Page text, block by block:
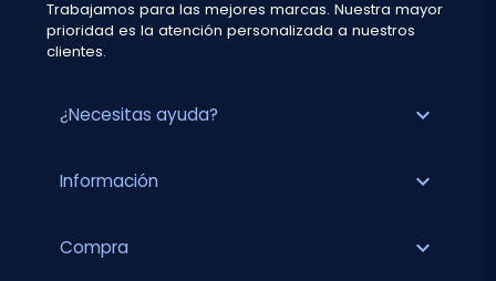
Trabajamos para las mejores marcas. Nuestra mayor
prioridad es la atención personalizada a nuestros
clientes.
¿Necesitas ayuda? expand_more
Información expand_more
Compra expand_more